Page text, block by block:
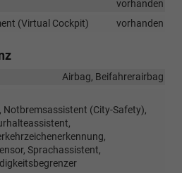
vorhanden
(Virtual Cockpit)
vorhanden
Airbag, Beifahrerairbag
Notbremsassistent (City-Safety),
Sprachassistent,